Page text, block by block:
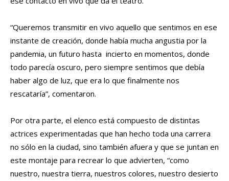
“Queremos transmitir en vivo aquello que sentimos en ese
instante de creación, donde había mucha angustia por la
pandemia, un futuro hasta incierto en momentos, donde
todo parecía oscuro, pero siempre sentimos que debía
haber algo de luz, que era lo que finalmente nos
rescataría”, comentaron.
Por otra parte, el elenco está compuesto de distintas
actrices experimentadas que han hecho toda una carrera
no sólo en la ciudad, sino también afuera y que se juntan en
este montaje para recrear lo que advierten, “como
nuestro, nuestra tierra, nuestros colores, nuestro desierto